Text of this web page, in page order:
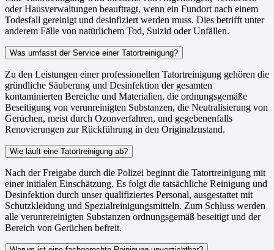
oder Hausverwaltungen beauftragt, wenn ein Fundort nach einem
Todesfall gereinigt und desinfiziert werden muss. Dies betrifft unter
anderem Fälle von natürlichem Tod, Suizid oder Unfällen.
Was umfasst der Service einer Tatortreinigung?
Zu den Leistungen einer professionellen Tatortreinigung gehören die
gründliche Säuberung und Desinfektion der gesamten
kontaminierten Bereiche und Materialien, die ordnungsgemäße
Beseitigung von verunreinigten Substanzen, die Neutralisierung von
Gerüchen, meist durch Ozonverfahren, und gegebenenfalls
Renovierungen zur Rückführung in den Originalzustand.
Wie läuft eine Tatortreinigung ab?
Nach der Freigabe durch die Polizei beginnt die Tatortreinigung mit
einer initialen Einschätzung. Es folgt die tatsächliche Reinigung und
Desinfektion durch unser qualifiziertes Personal, ausgestattet mit
Schutzkleidung und Spezialreinigungsmitteln. Zum Schluss werden
alle verunrereinigten Substanzen ordnungsgemäß beseitigt und der
Bereich von Gerüchen befreit.